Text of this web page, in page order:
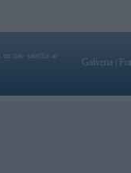
un nav saistīts ar
Galvena